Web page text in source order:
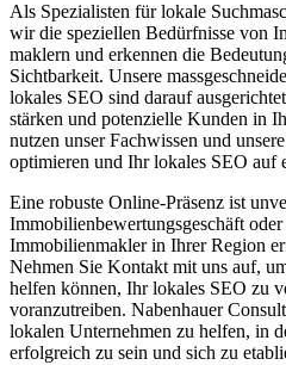
Als Spezialisten für lokale
wir die speziellen Bedürfnisse von
maklern und erkennen die
Sichtbarkeit. Unsere
lokales SEO sind darauf
stärken und potenzielle Kunden in
nutzen unser Fachwissen und
optimieren und Ihr lokales SEO auf
Eine robuste Online-Präsenz ist
Immobilienbewertungsgeschäft
Immobilienmakler in Ihrer Region
Nehmen Sie Kontakt mit uns auf,
helfen können, Ihr lokales SEO zu
voranzutreiben. Nabenhauer
lokalen Unternehmen zu helfen, in
erfolgreich zu sein und sich zu